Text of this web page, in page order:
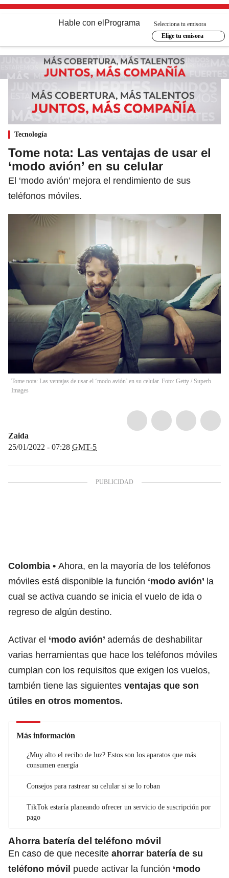
Hable con el Programa
Selecciona tu emisora
Elige tu emisora
Tecnología
Tome nota: Las ventajas de usar el
‘modo avión’ en su celular
El ‘modo avión’ mejora el rendimiento de sus
teléfonos móviles.
Tome nota: Las ventajas de usar el ‘modo avión’ en su celular. Foto: Getty / Superb
Images
Zaida
25/01/2022 - 07:28 GMT-5
Colombia
Ahora, en la mayoría de los teléfonos
móviles está disponible la función ‘modo avión’ la
cual se activa cuando se inicia el vuelo de ida o
regreso de algún destino.
Activar el ‘modo avión’ además de deshabilitar
varias herramientas que hace los teléfonos móviles
cumplan con los requisitos que exigen los vuelos,
también tiene las siguientes ventajas que son
útiles en otros momentos.
Más información
¿Muy alto el recibo de luz? Estos son los aparatos que más
consumen energía
Consejos para rastrear su celular si se lo roban
TikTok estaría planeando ofrecer un servicio de suscripción por
pago
Ahorra batería del teléfono móvil
En caso de que necesite ahorrar batería de su
teléfono móvil puede activar la función ‘modo